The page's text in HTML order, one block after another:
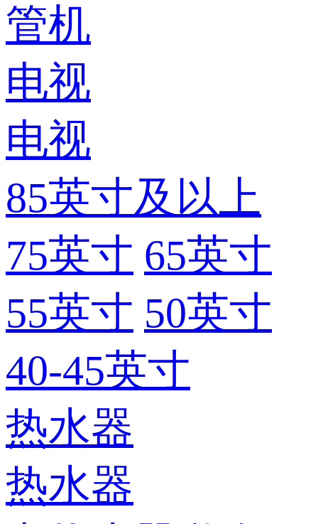
管机
电视
电视
85英寸及以上
75英寸 65英寸
55英寸 50英寸
40-45英寸
热水器
热水器